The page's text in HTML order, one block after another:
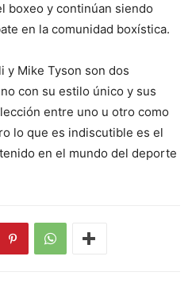
boxeo y continúan siendo
en la comunidad boxística.
y Mike Tyson son dos
con su estilo único y sus
entre uno u otro como
lo que es indiscutible es el
en el mundo del deporte